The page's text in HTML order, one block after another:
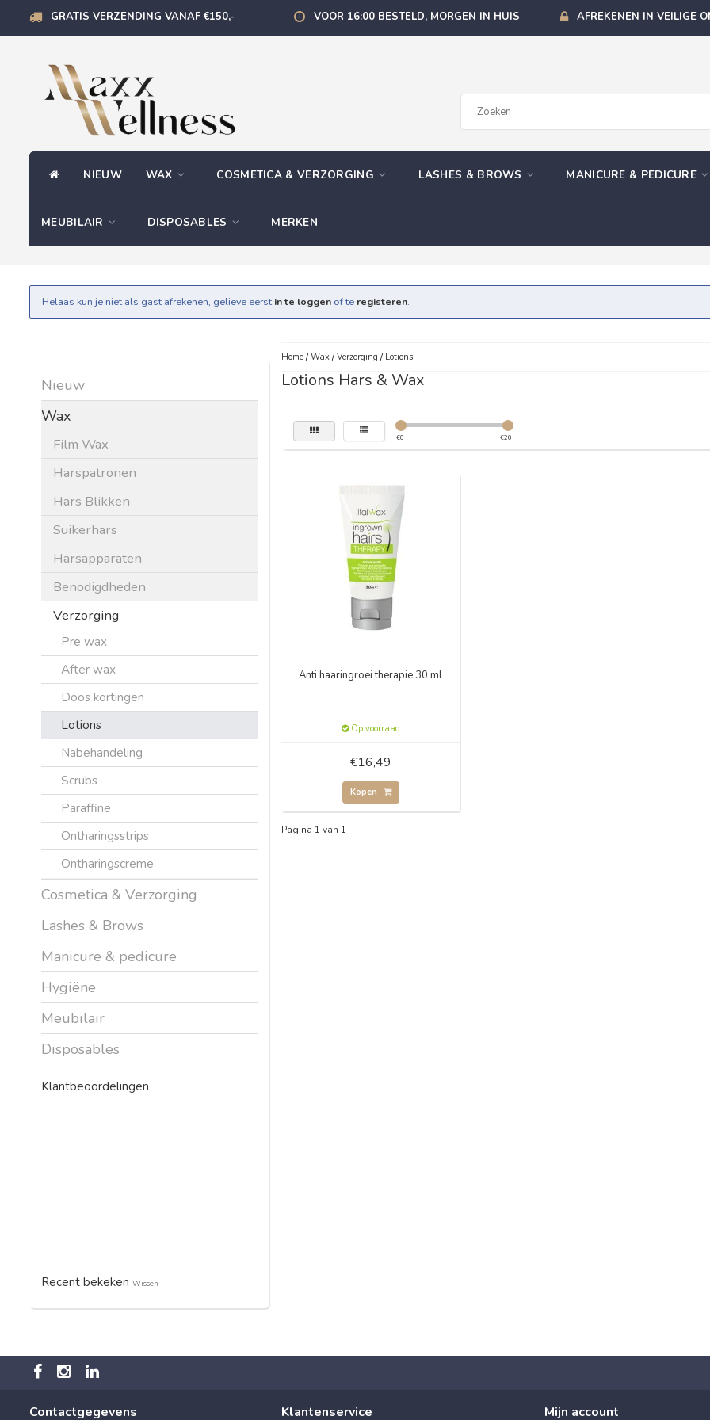
GRATIS VERZENDING VANAF €150,- VOOR 16:00 BESTELD, MORGEN IN HUIS AFREKENEN IN VEILIGE
NIEUW WAX COSMETICA & VERZORGING LASHES & BROWS MANICURE & PEDICURE
MEUBILAIR DISPOSABLES MERKEN
Helaas kun je niet als gast afrekenen, gelieve eerst in te loggen of te registeren.
Nieuw
Wax
Film Wax
Harspatronen
Hars Blikken
Suikerhars
Harsapparaten
Benodigdheden
Verzorging
Pre wax
After wax
Doos kortingen
Lotions
Nabehandeling
Scrubs
Paraffine
Ontharingsstrips
Ontharingscreme
Cosmetica & Verzorging
Lashes & Brows
Manicure & pedicure
Hygiëne
Meubilair
Disposables
Klantbeoordelingen
Recent bekeken Wissen
Home/Wax/Verzorging / Lotions
Lotions Hars & Wax
€0 €20
Anti haaringroei therapie 30 ml
Op voorraad
€16,49
Kopen
Pagina 1 van 1
Contactgegevens Klantenservice Mijn account